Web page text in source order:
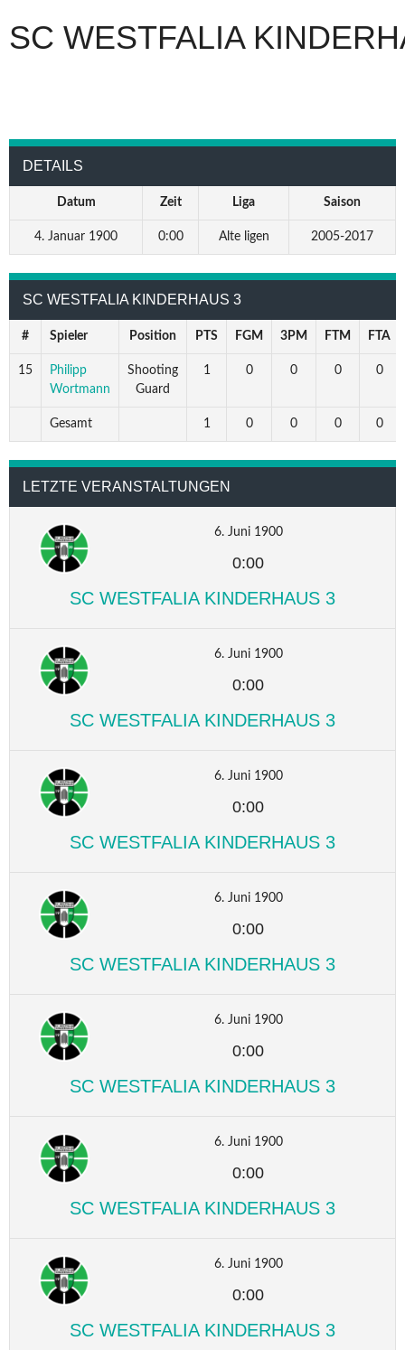
SC WESTFALIA
DETAILS
Datum Zeit Liga Saison
4. Januar 1900 0:00 Alte ligen 2005-2017
SC WESTFALIA KINDERHAUS 3
# Spieler Position PTS FGM 3PM FTM FTA
15
Philipp
Wortmann
Shooting
Guard
1 0 0 0 0
Gesamt 1 0 0 0 0
LETZTE VERANSTALTUNGEN
6. Juni 1900
0:00
SC WESTFALIA KINDERHAUS 3
6. Juni 1900
0:00
SC WESTFALIA KINDERHAUS 3
6. Juni 1900
0:00
SC WESTFALIA KINDERHAUS 3
6. Juni 1900
0:00
SC WESTFALIA KINDERHAUS 3
6. Juni 1900
0:00
SC WESTFALIA KINDERHAUS 3
6. Juni 1900
0:00
SC WESTFALIA KINDERHAUS 3
6. Juni 1900
0:00
SC WESTFALIA KINDERHAUS 3